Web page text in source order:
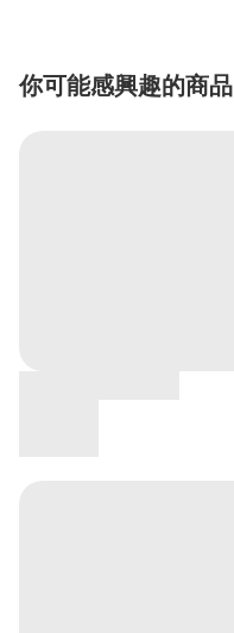
你可能感興趣的商品